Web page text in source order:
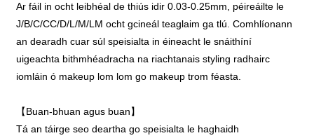
Ar fáil in ocht leibhéal de thiús idir 0.03-0.25mm, péireáilte le
J/B/C/CC/D/L/M/LM ocht gcineál teaglaim ga tlú. Comhlíonann
an dearadh cuar súl speisialta in éineacht le snáithíní
uigeachta bithmhéadracha na riachtanais styling radhairc
iomláin ó makeup lom lom go makeup trom féasta.
【Buan-bhuan agus buan】
Tá an táirge seo deartha go speisialta le haghaidh